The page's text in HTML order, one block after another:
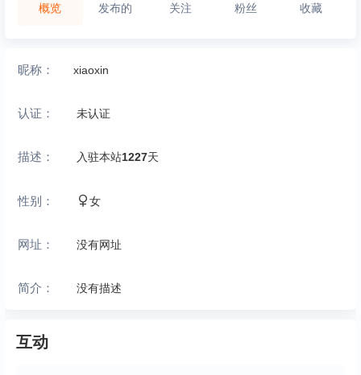
概览 发布的 关注 粉丝 收藏
昵称： xiaoxin
认证： 未认证
描述： 入驻本站1227天
性别： 女
网址： 没有网址
简介： 没有描述
互动